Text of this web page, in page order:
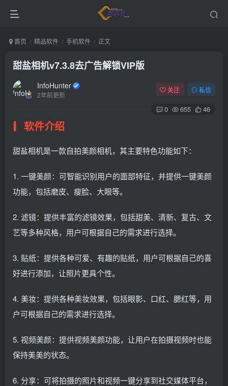
首页 精品软件 手机软件 正文
甜盐相机v7.3.8去广告解锁VIP版
InfoHunter
2年前更新
关注 私信
0 655 46
软件介绍
甜盐相机是一款自拍美颜相机，其主要特色功能如下：
1. 一键美颜：可智能识别用户的面部特征，并提供一键美颜
功能，包括磨皮、瘦脸、大眼等。
2. 滤镜：提供丰富的滤镜效果，包括甜美、清新、复古、文
艺等多种风格，用户可根据自己的需求进行选择。
3. 贴纸：提供各种可爱、有趣的贴纸，用户可根据自己的喜
好进行添加，让照片更具个性。
4. 美妆：提供各种美妆效果，包括眼影、口红、腮红等，用
户可根据自己的需求进行选择。
5. 视频美颜：提供视频美颜功能，让用户在拍摄视频时也能
保持美美的状态。
6. 分享：可将拍摄的照片和视频一键分享到社交媒体平台，